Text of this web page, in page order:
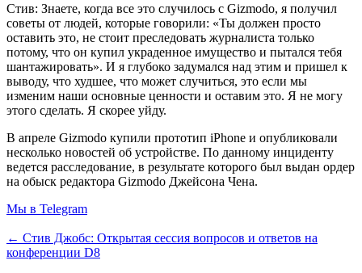
Стив: Знаете, когда все это случилось с Gizmodo, я получил
советы от людей, которые говорили: «Ты должен просто
оставить это, не стоит преследовать журналиста только
потому, что он купил украденное имущество и пытался тебя
шантажировать». И я глубоко задумался над этим и пришел к
выводу, что худшее, что может случиться, это если мы
изменим наши основные ценности и оставим это. Я не могу
этого сделать. Я скорее уйду.
В апреле Gizmodo купили прототип iPhone и опубликовали
несколько новостей об устройстве. По данному инциденту
ведется расследование, в результате которого был выдан ордер
на обыск редактора Gizmodo Джейсона Чена.
Мы в Telegram
← Стив Джобс: Открытая сессия вопросов и ответов на
конференции D8